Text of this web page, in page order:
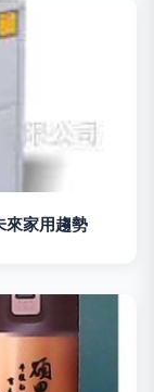
來家用趨勢